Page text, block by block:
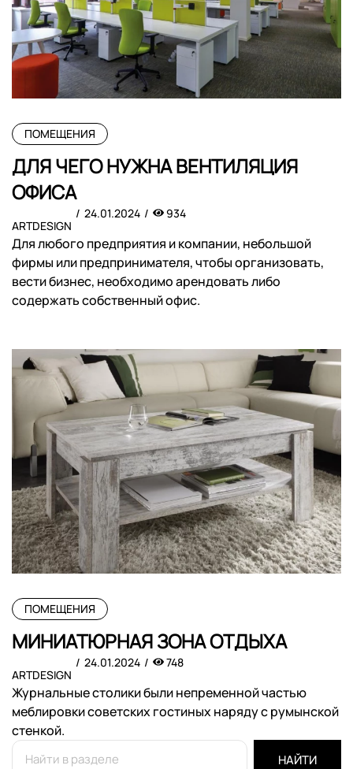
ПОМЕЩЕНИЯ
ДЛЯ ЧЕГО НУЖНА ВЕНТИЛЯЦИЯ
ОФИСА
ARTDESIGN
24.01.2024 934
Для любого предприятия и компании, небольшой
фирмы или предпринимателя, чтобы организовать,
вести бизнес, необходимо арендовать либо
содержать собственный офис.
ПОМЕЩЕНИЯ
МИНИАТЮРНАЯ ЗОНА ОТДЫХА
ARTDESIGN
24.01.2024 748
Журнальные столики были непременной частью
меблировки советских гостиных наряду с румынской
стенкой.
НАЙТИ